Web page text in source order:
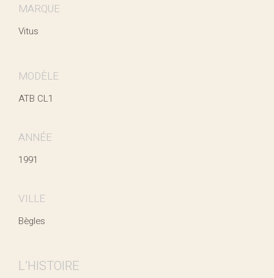
MARQUE
Vitus
MODÈLE
ATB CL1
ANNÉE
1991
VILLE
Bègles
L’HISTOIRE